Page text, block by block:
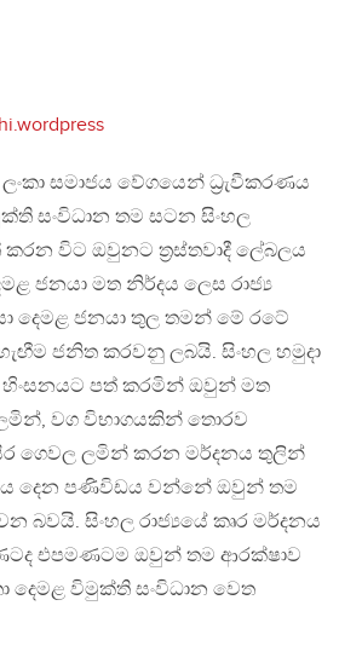
සමාජය වේගයෙන් ධ්‍රැවීකරණය
සංවිධාන තම සටන සිංහල
කරන විට ඔවුනට ත්‍රස්තවාදී ලේබලය
ජනයා මත නිර්දය ලෙස රාජ්‍ය
දෙමළ ජනයා තුල තමන් මේ රටේ
ජනිත කරවනු ලබයි. සිංහල හමුදා
පත් කරමින් ඔවුන් මත
වග විභාගයකින් තොරව
ගෙවල ලමින් කරන මර්දනය තුලින්
දෙන පණිවිඩය වන්නේ ඔවුන් තම
බවයි. සිංහල රාජ්‍යයේ කෘර මර්දනය
එපමණටම ඔවුන් තම ආරක්ෂාව
දෙමළ විමුක්ති සංවිධාන වෙත